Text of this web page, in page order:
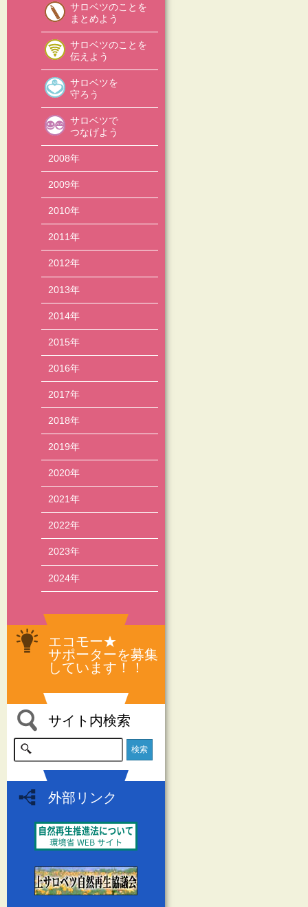
サロベツのことを
まとめよう
サロベツのことを
伝えよう
サロベツを
守ろう
サロベツで
つなげよう
2008年
2009年
2010年
2011年
2012年
2013年
2014年
2015年
2016年
2017年
2018年
2019年
2020年
2021年
2022年
2023年
2024年
エコモー★
サポーターを募集
しています！！
サイト内検索
外部リンク